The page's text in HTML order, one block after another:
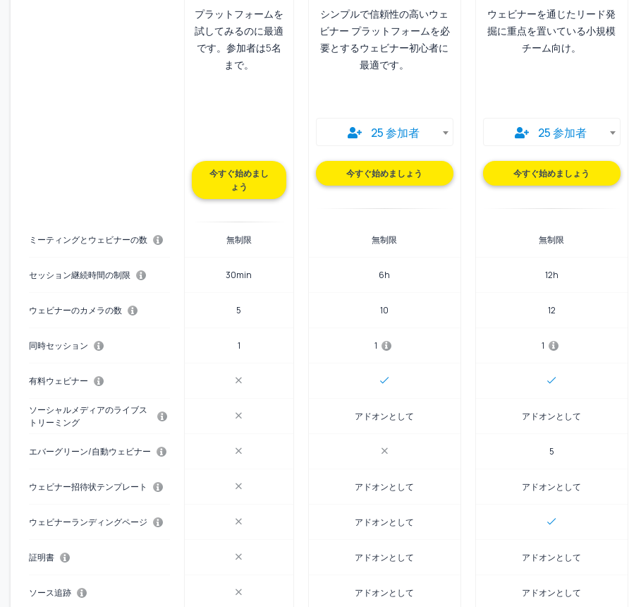
ミーティングとウェビナーの数
セッション継続時間の制限
ウェビナーのカメラの数
同時セッション
有料ウェビナー
ソーシャルメディアのライブス
トリーミング
エバーグリーン/自動ウェビナー
ウェビナー招待状テンプレート
ウェビナーランディングページ
証明書
ソース追跡
プラットフォームを
試してみるのに最適
です。参加者は5名
まで。
今すぐ始めまし
ょう
無制限
30min
5
1
シンプルで信頼性の高いウェ
ビナー プラットフォームを必
要とするウェビナー初心者に
最適です。
25 参加者
今すぐ始めましょう
無制限
6h
10
1
アドオンとして
アドオンとして
アドオンとして
アドオンとして
アドオンとして
ウェビナーを通じたリード発
掘に重点を置いている小規模
チーム向け。
25 参加者
今すぐ始めましょう
無制限
12h
12
1
アドオンとして
5
アドオンとして
アドオンとして
アドオンとして